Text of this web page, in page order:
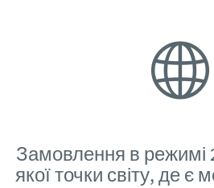
Замовлення в режимі
якої точки світу, де є